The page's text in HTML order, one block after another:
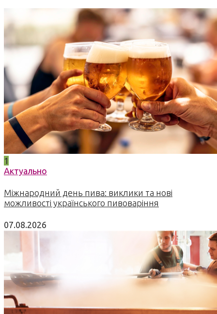
1
Актуально
Міжнародний день пива: виклики та нові
можливості українського пивоваріння
07.08.2026